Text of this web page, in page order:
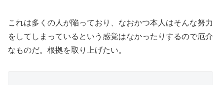
これは多くの人が陥っており、なおかつ本人はそんな努力
をしてしまっているという感覚はなかったりするので厄介
なものだ。根拠を取り上げたい。